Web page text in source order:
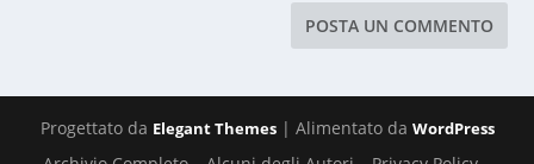
Progettato da Elegant Themes| Alimentato da WordPress